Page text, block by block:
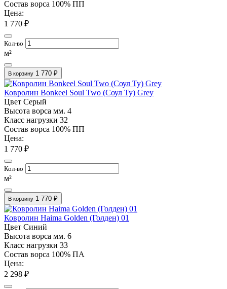
Состав ворса 100% ПП
Цена:
1 770 ₽
Кол-во
м²
В корзину 1 770 ₽
Ковролин Bonkeel Soul Two (Соул Ту) Grey
Цвет Серый
Высота ворса мм. 4
Класс нагрузки 32
Состав ворса 100% ПП
Цена:
1 770 ₽
Кол-во
м²
В корзину 1 770 ₽
Ковролин Haima Golden (Голден) 01
Цвет Синий
Высота ворса мм. 6
Класс нагрузки 33
Состав ворса 100% ПА
Цена:
2 298 ₽